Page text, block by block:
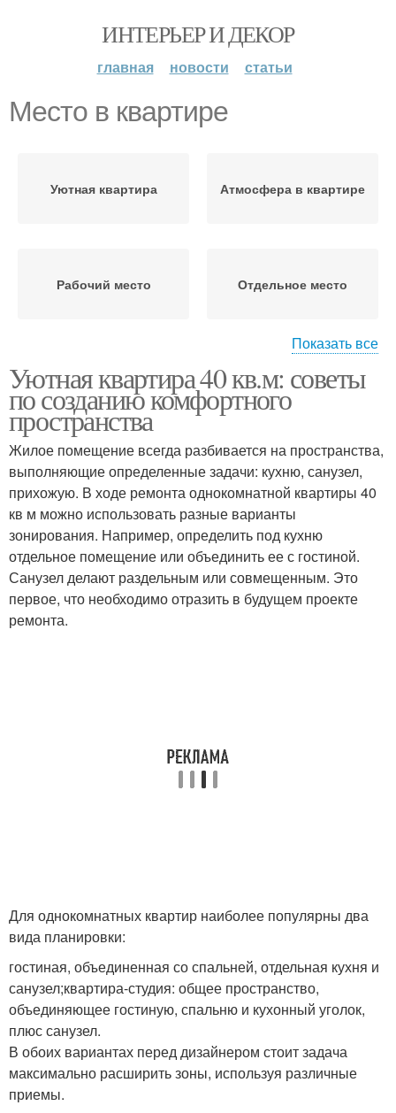
ИНТЕРЬЕР И ДЕКОР
главная новости статьи
Место в квартире
Уютная квартира Атмосфера в квартире
Рабочий место Отдельное место
Место в спальне Место под кроватью
Показать все
Уютная квартира 40 кв.м: советы
по созданию комфортного
пространства
Жилое помещение всегда разбивается на пространства,
выполняющие определенные задачи: кухню, санузел,
прихожую. В ходе ремонта однокомнатной квартиры 40
кв м можно использовать разные варианты
зонирования. Например, определить под кухню
отдельное помещение или объединить ее с гостиной.
Санузел делают раздельным или совмещенным. Это
первое, что необходимо отразить в будущем проекте
ремонта.
Для однокомнатных квартир наиболее популярны два
вида планировки:
гостиная, объединенная со спальней, отдельная кухня и
санузел;квартира-студия: общее пространство,
объединяющее гостиную, спальню и кухонный уголок,
плюс санузел.
В обоих вариантах перед дизайнером стоит задача
максимально расширить зоны, используя различные
приемы.